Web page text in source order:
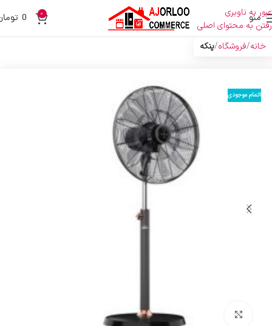
عبور به ناوبری
رفتن به محتوای اصلی
منو 0
0
خانه فروشگاه پنکه
اتمام موجودی
بزرگنمایی تصویر